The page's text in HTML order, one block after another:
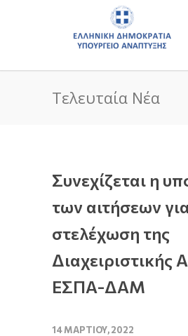
Τελευταία Νέα
Συνεχίζεται η
των αιτήσεων
στελέχωση της
Διαχειριστικής
ΕΣΠΑ-ΔΑΜ
14 ΜΑΡΤΊΟΥ, 2022